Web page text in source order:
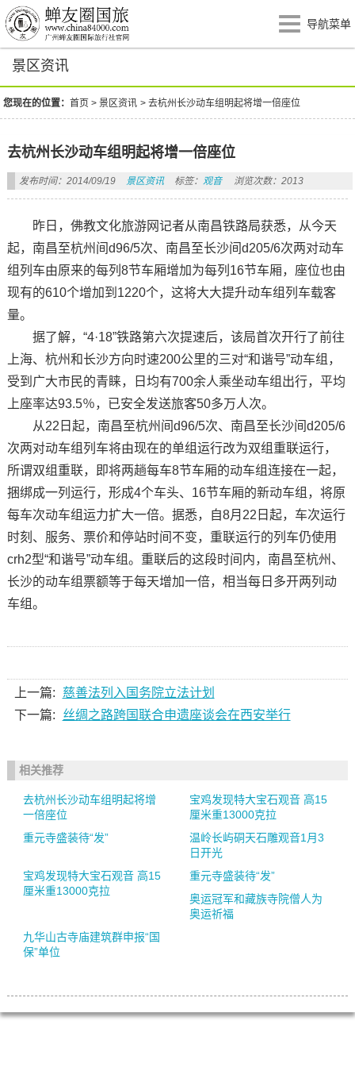
导航菜单
景区资讯
您现在的位置：首页 >景区资讯 >去杭州长沙动车组明起将增一倍座位
去杭州长沙动车组明起将增一倍座位
发布时间：2014/09/19 景区资讯 标签： 观音 浏览次数：2013
昨日，佛教文化旅游网记者从南昌铁路局获悉，从今天
起，南昌至杭州间d96/5次、南昌至长沙间d205/6次两对动车
组列车由原来的每列8节车厢增加为每列16节车厢，座位也由
现有的610个增加到1220个，这将大大提升动车组列车载客
量。
据了解，“4·18”铁路第六次提速后，该局首次开行了前往
上海、杭州和长沙方向时速200公里的三对“和谐号”动车组，
受到广大市民的青睐，日均有700余人乘坐动车组出行，平均
上座率达93.5％，已安全发送旅客50多万人次。
从22日起，南昌至杭州间d96/5次、南昌至长沙间d205/6
次两对动车组列车将由现在的单组运行改为双组重联运行，
所谓双组重联，即将两趟每车8节车厢的动车组连接在一起，
捆绑成一列运行，形成4个车头、16节车厢的新动车组，将原
每车次动车组运力扩大一倍。据悉，自8月22日起，车次运行
时刻、服务、票价和停站时间不变，重联运行的列车仍使用
crh2型“和谐号”动车组。重联后的这段时间内，南昌至杭州、
长沙的动车组票额等于每天增加一倍，相当每日多开两列动
车组。
上一篇:
慈善法列入国务院立法计划
下一篇:
丝绸之路跨国联合申遗座谈会在西安举行
相关推荐
去杭州长沙动车组明起将增
一倍座位
宝鸡发现特大宝石观音 高15
厘米重13000克拉
重元寺盛装待“发”
温岭长屿硐天石雕观音1月3
日开光
宝鸡发现特大宝石观音 高15
厘米重13000克拉
重元寺盛装待“发”
奥运冠军和藏族寺院僧人为
奥运祈福
九华山古寺庙建筑群申报“国
保”单位